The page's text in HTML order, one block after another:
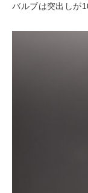
バルブは突出しが